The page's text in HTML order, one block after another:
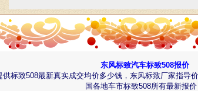
标致5082015款 2.0L 手自一体 致臻版价格
购车时间：2016年7月购车地址：湖北武汉市 沙湖
东风标致汽车标致508报价
标致508最新真实成交均价多少钱，东风标致厂家指导
国各地车市标致508所有最新报价